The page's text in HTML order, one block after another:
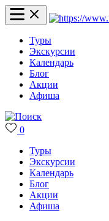
Туры
Экскурсии
Календарь
Блог
Акции
Афиша
0
Туры
Экскурсии
Календарь
Блог
Акции
Афиша